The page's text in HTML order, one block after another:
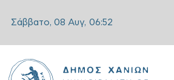
Σάββατο, 08 Αυγ, 06:52